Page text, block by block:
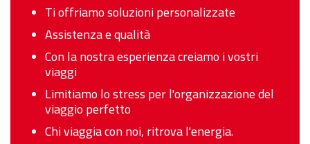
Ti offriamo soluzioni personalizzate
Assistenza e qualità
Con la nostra esperienza creiamo i vostri
viaggi
Limitiamo lo stress per l'organizzazione del
viaggio perfetto
Chi viaggia con noi, ritrova l'energia.